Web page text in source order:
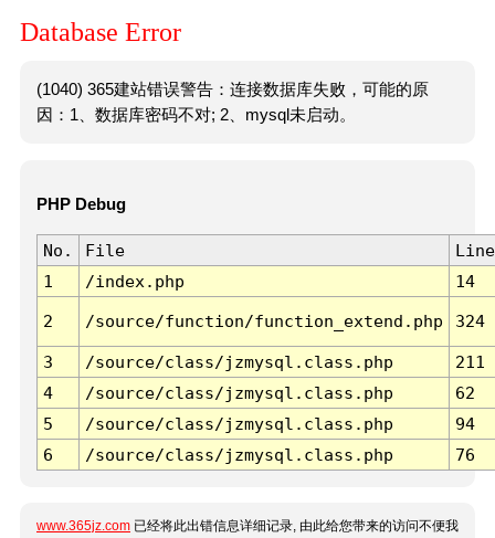
Database Error
(1040) 365建站错误警告：连接数据库失败，可能的原
因：1、数据库密码不对; 2、mysql未启动。
PHP Debug
No. File
Line
1
/index.php 14
2 /source/function/function_extend.php 324
3 /source/class/jzmysql.class.php
211
4
/source/class/jzmysql.class.php
62
5
/source/class/jzmysql.class.php
94
6
/source/class/jzmysql.class.php 76
www.365jz.com 已经将此出错信息详细记录, 由此给您带来的访问不便我